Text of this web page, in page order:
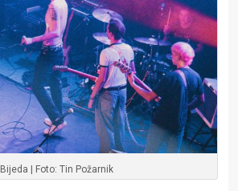
Bijeda | Foto: Tin Požarnik